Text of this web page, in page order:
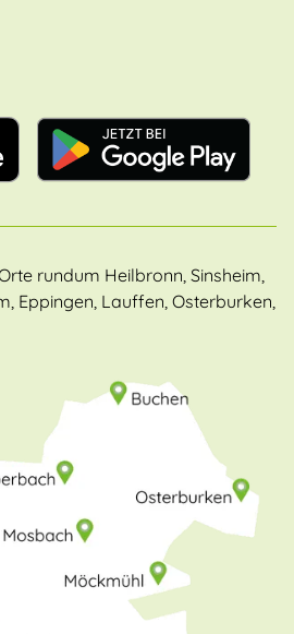
rundum Heilbronn, Sinsheim,
Eppingen, Lauffen, Osterburken,